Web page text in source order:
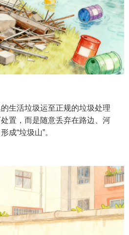
生活垃圾运至正规的垃圾处理
置，而是随意丢弃在路边、河
成“垃圾山”。